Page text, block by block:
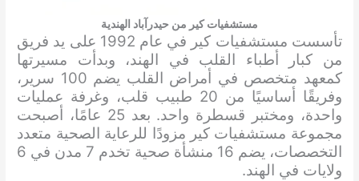
مستشفيات كير من حيدرآباد الهندية
تأسست مستشفيات كير في عام 1992 على يد فريق
من كبار أطباء القلب في الهند، وبدأت مسيرتها
كمعهد متخصص في أمراض القلب يضم 100 سرير،
وفريقًا أساسيًا من 20 طبيب قلب، وغرفة عمليات
واحدة، ومختبر قسطرة واحد. بعد 25 عامًا، أصبحت
مجموعة مستشفيات كير مزودًا للرعاية الصحية متعدد
التخصصات، يضم 16 منشأة صحية تخدم 7 مدن في 6
ولايات في الهند.